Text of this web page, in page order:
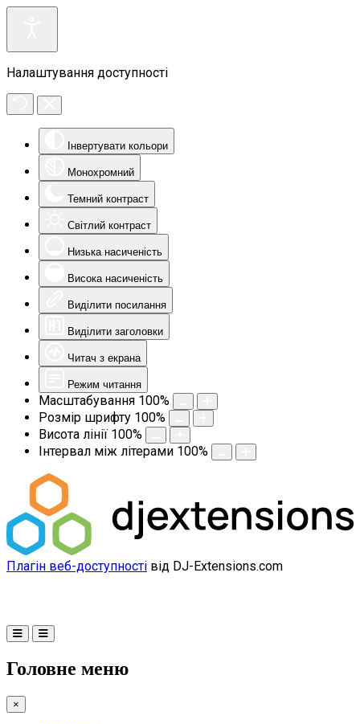
Налаштування доступності
Інвертувати кольори
Монохромний
Темний контраст
Світлий контраст
Низька насиченість
Висока насиченість
Виділити посилання
Виділити заголовки
Читач з екрана
Режим читання
Масштабування 100%
Розмір шрифту 100%
Висота лінії 100%
Інтервал між літерами 100%
Плагін веб-доступності від DJ-Extensions.com
Головне меню
×